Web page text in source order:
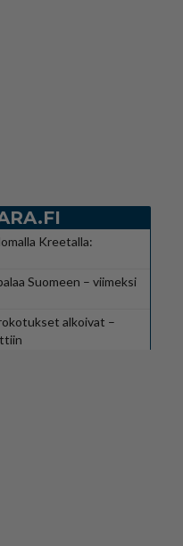
Kreetalla:
Suomeen – viimeksi
alkoivat –